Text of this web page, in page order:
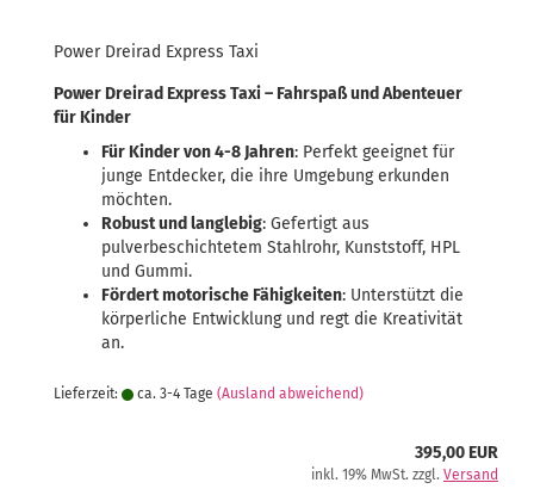
Power Dreirad Express Taxi
Power Dreirad Express Taxi – Fahrspaß und Abenteuer
für Kinder
Für Kinder von 4-8 Jahren: Perfekt geeignet für
junge Entdecker, die ihre Umgebung erkunden
möchten.
Robust und langlebig: Gefertigt aus
pulverbeschichtetem Stahlrohr, Kunststoff, HPL
und Gummi.
Fördert motorische Fähigkeiten: Unterstützt die
körperliche Entwicklung und regt die Kreativität
an.
Lieferzeit: ca. 3-4 Tage (Ausland abweichend)
395,00 EUR
inkl. 19% MwSt. zzgl. Versand